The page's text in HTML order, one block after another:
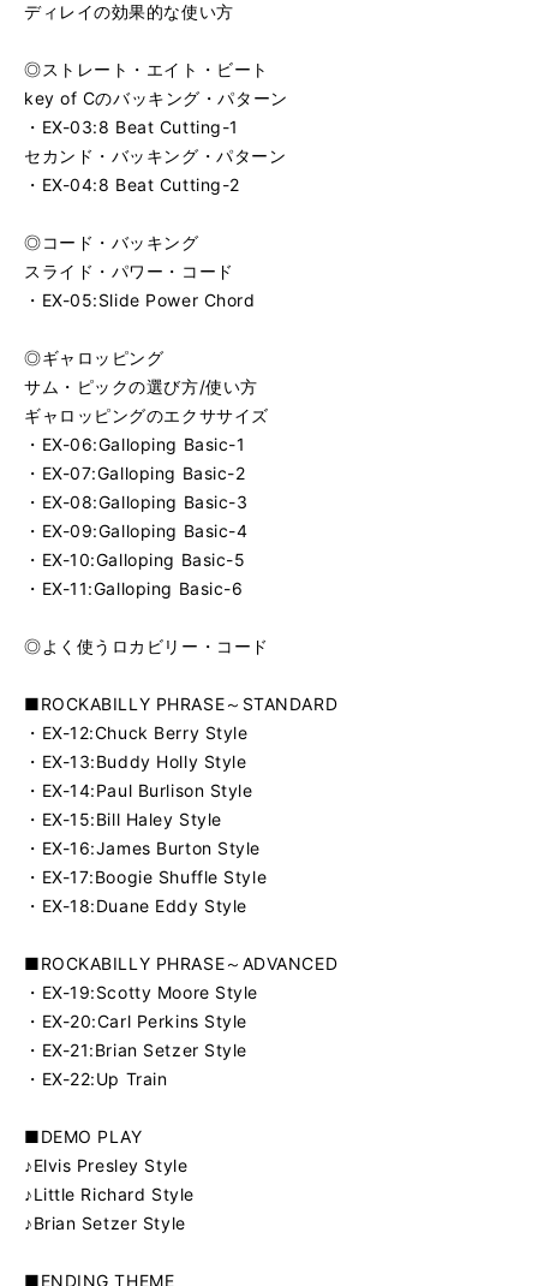
ディレイの効果的な使い方
◎ストレート・エイト・ビート
key of Cのバッキング・パターン
・EX-03:8 Beat Cutting-1
セカンド・バッキング・パターン
・EX-04:8 Beat Cutting-2
◎コード・バッキング
スライド・パワー・コード
・EX-05:Slide Power Chord
◎ギャロッピング
サム・ピックの選び方/使い方
ギャロッピングのエクササイズ
・EX-06:Galloping Basic-1
・EX-07:Galloping Basic-2
・EX-08:Galloping Basic-3
・EX-09:Galloping Basic-4
・EX-10:Galloping Basic-5
・EX-11:Galloping Basic-6
◎よく使うロカビリー・コード
■ROCKABILLY PHRASE～STANDARD
・EX-12:Chuck Berry Style
・EX-13:Buddy Holly Style
・EX-14:Paul Burlison Style
・EX-15:Bill Haley Style
・EX-16:James Burton Style
・EX-17:Boogie Shuffle Style
・EX-18:Duane Eddy Style
■ROCKABILLY PHRASE～ADVANCED
・EX-19:Scotty Moore Style
・EX-20:Carl Perkins Style
・EX-21:Brian Setzer Style
・EX-22:Up Train
■DEMO PLAY
♪Elvis Presley Style
♪Little Richard Style
♪Brian Setzer Style
■ENDING THEME